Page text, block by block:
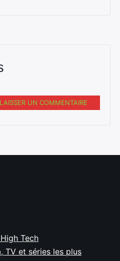
LAISSER UN COMMENTAIRE
Tech
TV et séries les plus